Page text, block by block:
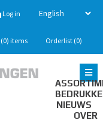
Log in
(0) items Orderlist (0)
NIEUWS
OVER